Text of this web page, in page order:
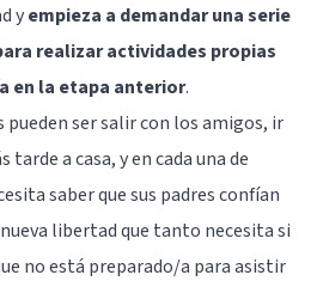
yempieza a demandar una serie
realizar actividades propias
en la etapa anterior.
pueden ser salir con los amigos, ir
a casa, y en cada una de
saber que sus padres confían
libertad que tanto necesita si
no está preparado/a para asistir